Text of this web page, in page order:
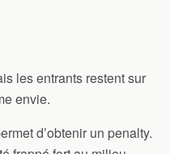
les entrants restent sur
envie.
d’obtenir un penalty.